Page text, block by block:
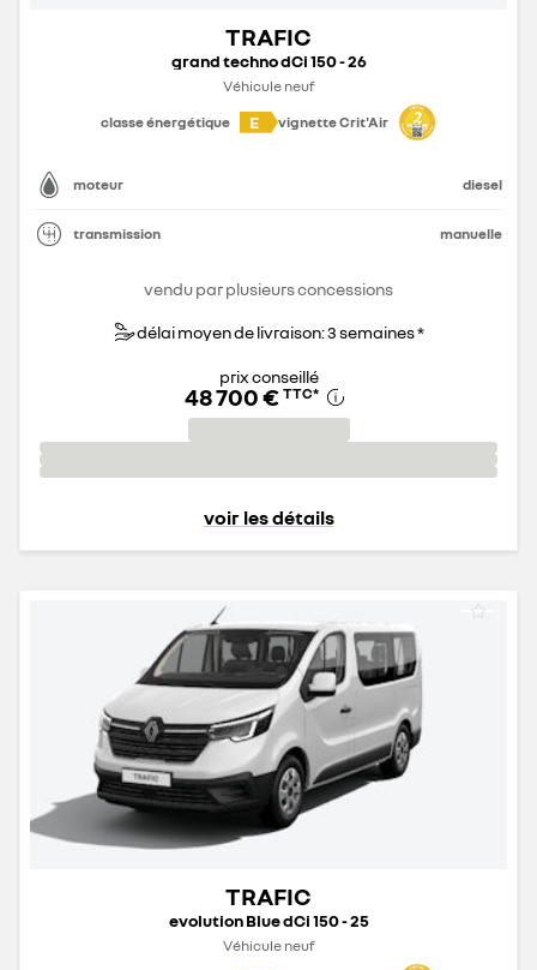
TRAFIC
grand techno dCi 150 - 26
Véhicule neuf
classe énergétique
E vignette Crit'Air
moteur diesel
transmission manuelle
vendu par plusieurs concessions
délai moyen de livraison: 3 semaines *
prix conseillé
48 700 € TTC*
voir les détails
TRAFIC
evolution Blue dCi 150 - 25
Véhicule neuf